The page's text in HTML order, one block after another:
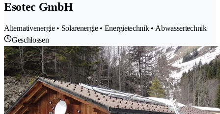
Esotec GmbH
Alternativenergie • Solarenergie • Energietechnik • Abwassertechnik
Geschlossen